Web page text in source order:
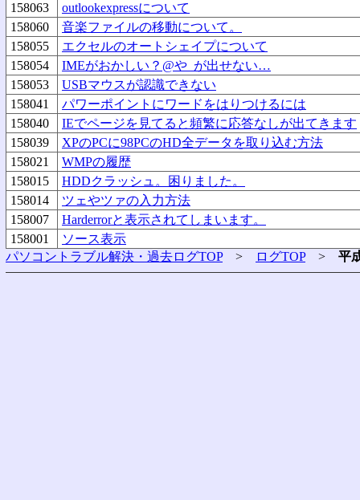
158063
outlookexpressについて
158060
音楽ファイルの移動について。
158055
エクセルのオートシェイプについて
158054
IMEがおかしい？@や_が出せない…
158053
USBマウスが認識できない
158041
パワーポイントにワードをはりつけるには
158040
IEでページを見てると頻繁に応答なしが出てきます
158039
XPのPCに98PCのHD全データを取り込む方法
158021
WMPの履歴
158015
HDDクラッシュ。困りました。
158014
ツェやツァの入力方法
158007
Harderrorと表示されてしまいます。
158001
ソース表示
パソコントラブル解決・過去ログTOP> ログTOP> 平